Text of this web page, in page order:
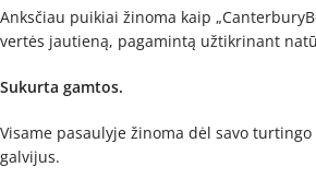
Anksčiau puikiai žinoma kaip
vertės jautieną, pagamintą užtikrinant
Sukurta gamtos.
Visame pasaulyje žinoma dėl savo
galvijus.